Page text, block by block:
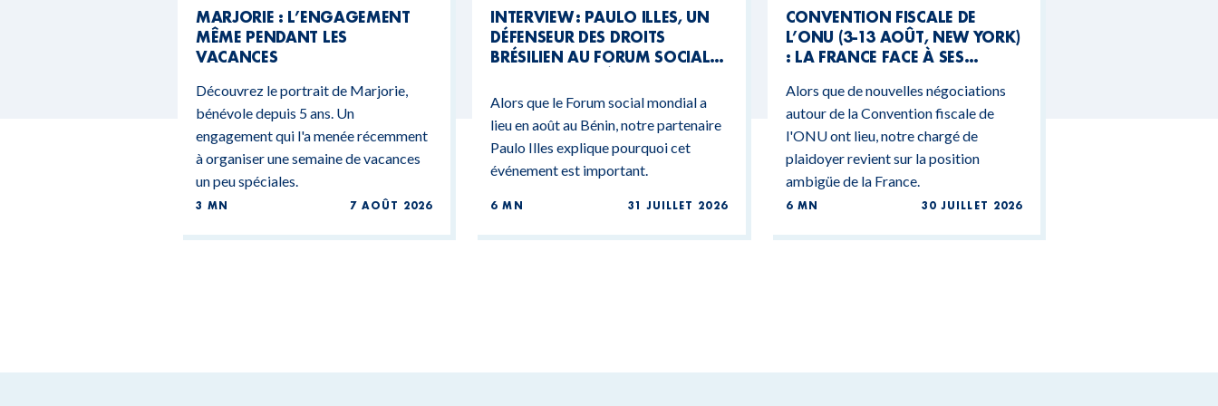
MARJORIE : L’ENGAGEMENT
MÊME PENDANT LES
VACANCES
Découvrez le portrait de Marjorie,
bénévole depuis 5 ans. Un
engagement qui l'a menée récemment
à organiser une semaine de vacances
un peu spéciales.
3 MN 7 AOÛT 2026
INTERVIEW : PAULO ILLES, UN
DÉFENSEUR DES DROITS
BRÉSILIEN AU FORUM SOCIAL
Alors que le Forum social mondial a
lieu en août au Bénin, notre partenaire
Paulo Illes explique pourquoi cet
événement est important.
6 MN 31 JUILLET 2026
CONVENTION FISCALE DE
L’ONU (3-13 AOÛT, NEW YORK)
: LA FRANCE FACE À SES
BUDGÉTAIRES
Alors que de nouvelles négociations
autour de la Convention fiscale de
l'ONU ont lieu, notre chargé de
plaidoyer revient sur la position
ambigüe de la France.
6 MN 30 JUILLET 2026